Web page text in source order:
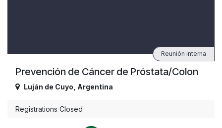
Prevención de Cáncer de Próstata/Colon
Reunión interna
Luján de Cuyo Argentina
Registrations Closed